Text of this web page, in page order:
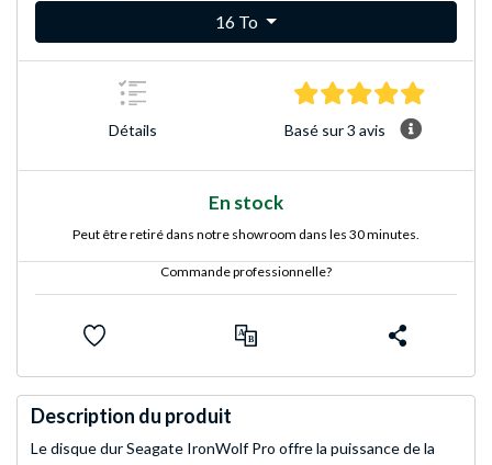
16 To
Détails Basé sur 3 avis
En stock
Peut être retiré dans notre showroom dans les 30 minutes.
Commande professionnelle?
Description du produit
Le disque dur Seagate IronWolf Pro offre la puissance de la